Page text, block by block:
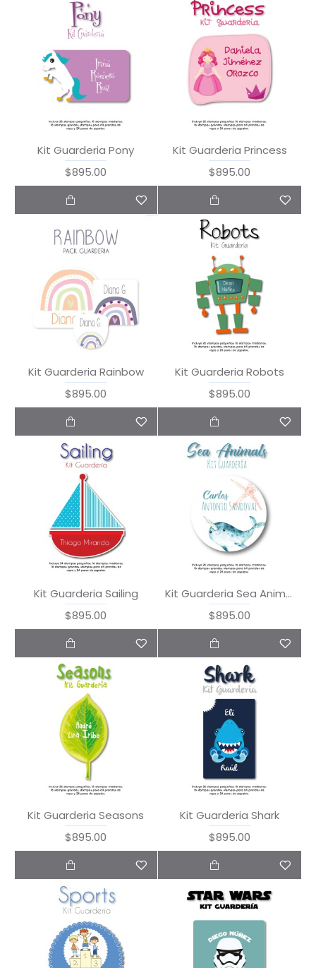
Kit Guarderia Pony
$895.00
Kit Guarderia Princess
$895.00
Kit Guarderia Rainbow
$895.00
Kit Guarderia Robots
$895.00
Kit Guarderia Sailing
$895.00
Kit Guarderia Sea Animals
$895.00
Kit Guarderia Seasons
$895.00
Kit Guarderia Shark
$895.00